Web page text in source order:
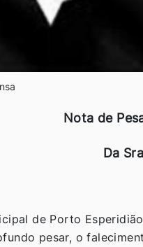
Nota de
Da
de Porto
pesar, o